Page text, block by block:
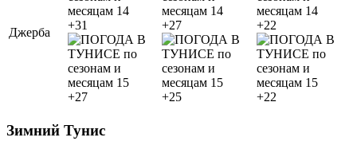
Джерба
+31
+27
+27
+25
+22
+22
Зимний Тунис